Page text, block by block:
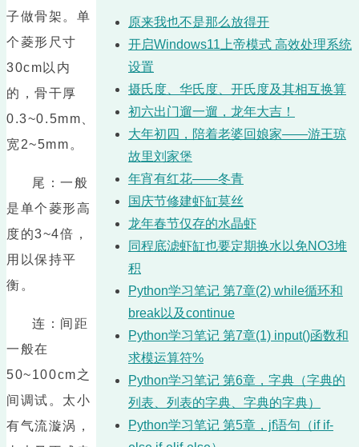
子做骨架。单
个菱形尺寸
30cm以内
的，骨干厚
0.3~0.5mm、
宽2~5mm。
尾：一般
是单个菱形高
度的3~4倍，
用以保持平
衡。
连：间距
一般在
50~100cm之
间调试。太小
有气流漩涡，
原来我也不是那么放得开
开启Windows11上帝模式 高效处理系统
设置
摄氏度、华氏度、开氏度及其相互换算
初六出门遛一遛，龙年大吉！
大年初四，陪着老婆回娘家——游王琼
故里刘家堡
年宵有红花——冬青
国庆节修建虾缸莫丝
龙年春节仅存的水晶虾
同程底滤虾缸也要定期换水以免NO3堆
积
Python学习笔记 第7章(2) while循环和
break以及continue
Python学习笔记 第7章(1) input()函数和
求模运算符%
Python学习笔记 第6章，字典（字典的
列表、列表的字典、字典的字典）
Python学习笔记 第5章，jf语句（if if-